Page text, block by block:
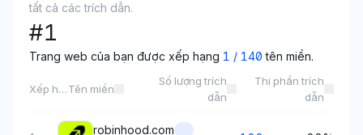
tất cả các trích dẫn.
#1
Trang web của bạn được xếp hạng 1 / 140 tên miền.
Xếp hạngTên miền
Số lượng trích
dẫn
Thị phần trích
dẫn
robinhood.com